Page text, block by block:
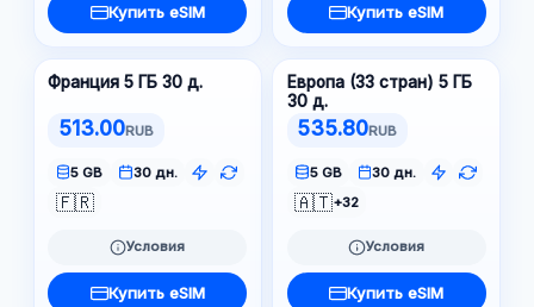
Купить eSIM Купить eSIM
Франция 5 ГБ 30 д.
513.00RUB
5 GB 30 дн.
🇫🇷
Условия
Купить eSIM
Европа (33 стран) 5 ГБ
30 д.
535.80RUB
5 GB 30 дн.
🇦🇹+32
Условия
Купить eSIM